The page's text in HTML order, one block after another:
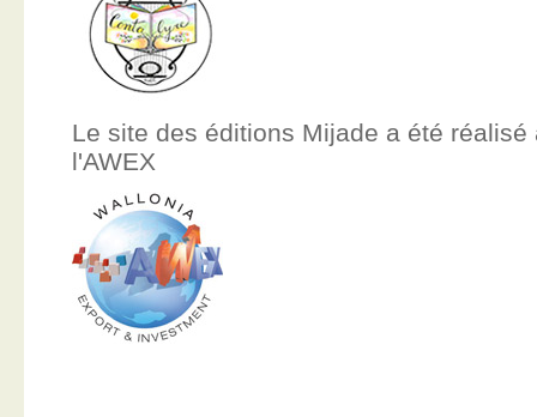
Le site des éditions Mijade a été réalisé
l'AWEX